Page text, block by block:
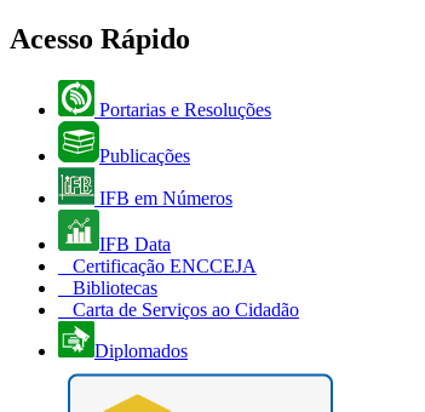
Acesso Rápido
Portarias e Resoluções
Publicações
IFB em Números
IFB Data
Certificação ENCCEJA
Bibliotecas
Carta de Serviços ao Cidadão
Diplomados